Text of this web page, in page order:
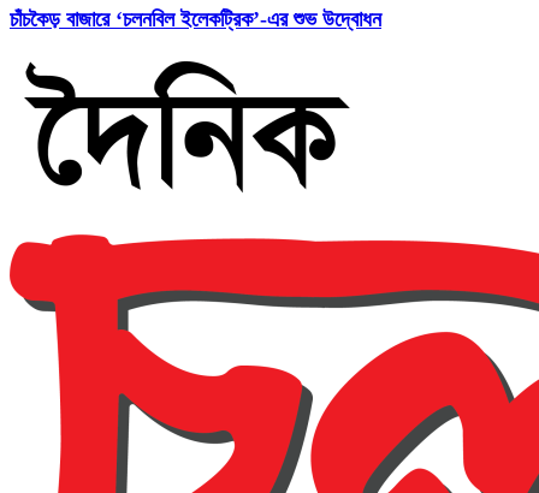
চাঁচকৈড় বাজারে ‘চলনবিল ইলেকট্রিক’-এর শুভ উদ্বোধন